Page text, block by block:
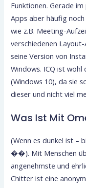
Funktionen. Gerade
Apps aber häufig
wie z.B. Meeting-
verschiedenen
seine Version von
Windows. ICQ ist
(Windows 10), da sie
dieser und nicht viel
Was Ist Mit
(Wenn es dunkel ist –
��). Mit Menschen
angenehmste und
Chitter ist eine